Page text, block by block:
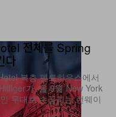
전체를 Spring
다
복층 펜트하우스에서
가, 올 9월 New York
무대로 손꼽히는 런웨이